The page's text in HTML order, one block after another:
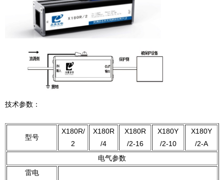
技术参数：
型号
X180R/
2
X180R
/4
X180R
/2-16
X180Y
/2-10
X180Y
/2-A
电气参数
雷电